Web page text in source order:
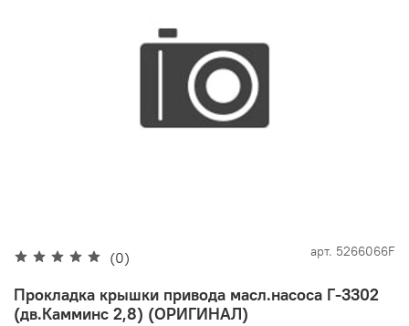
(0) арт. 5266066F
Прокладка крышки привода масл.насоса Г-3302
(дв.Камминс 2,8) (ОРИГИНАЛ)